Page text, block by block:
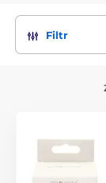
Filtr